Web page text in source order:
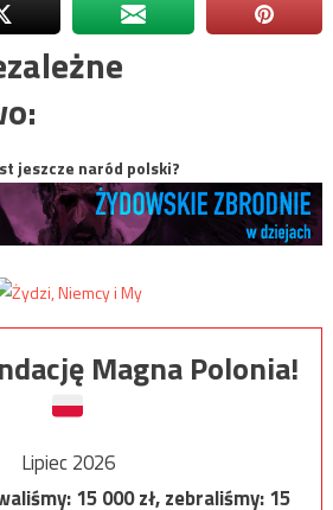
jeszcze naród polski?
Magna Polonia!
Lipiec 2026
15 000zł, zebraliśmy:15